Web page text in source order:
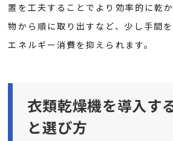
置を工夫することでより効率的に乾
物から順に取り出すなど、少し手間
エネルギー消費を抑えられます。
衣類乾燥機を導入す
と選び方